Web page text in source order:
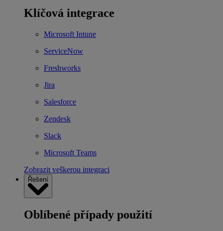
Klíčová integrace
Microsoft Intune
ServiceNow
Freshworks
Jira
Salesforce
Zendesk
Slack
Microsoft Teams
Zobrazit veškerou integraci
Řešení
Oblíbené případy použití